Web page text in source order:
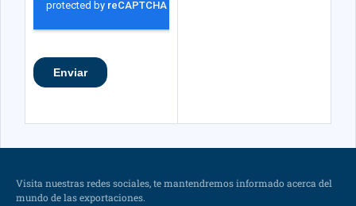
Visita nuestras redes sociales, te mantendremos informado acerca del
mundo de las exportaciones.